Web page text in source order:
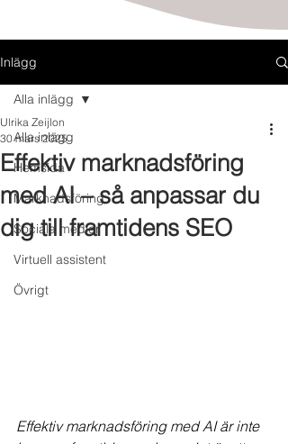
Inlägg
Alla inlägg
Hemsida
Marknadsföring
Sociala medier
Virtuell assistent
Övrigt
Alla inlägg
Effektiv marknadsföring
med AI – så anpassar du
dig till framtidens SEO
Ulrika Zeijlon
30 mars 2025
Effektiv marknadsföring med AI är inte